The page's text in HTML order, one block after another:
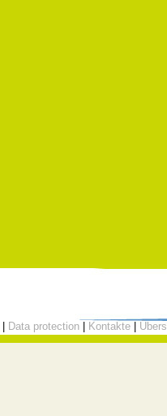
Data protection Kontakte